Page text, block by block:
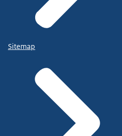
Sitemap